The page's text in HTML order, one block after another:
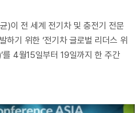
)이 전 세계 전기차 및 충전기 전문
하기 위한 ‘전기차 글로벌 리더스 위
4월15일부터 19일까지 한 주간